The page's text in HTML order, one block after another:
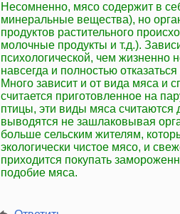
Несомненно, мясо содержит в
минеральные вещества), но
продуктов растительного
молочные продукты и т.д.).
психологической, чем жизненно
навсегда и полностью
Много зависит и от вида мяса и
считается приготовленное на
птицы, эти виды мяса считаются
выводятся не зашлаковывая
больше сельским жителям,
экологически чистое мясо, и
приходится покупать
подобие мяса.